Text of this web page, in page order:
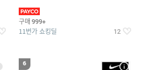
구매 999+
11번가 쇼킹딜 12
6